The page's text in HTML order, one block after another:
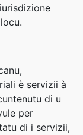
è servizii à
di u
per
di i servizii,